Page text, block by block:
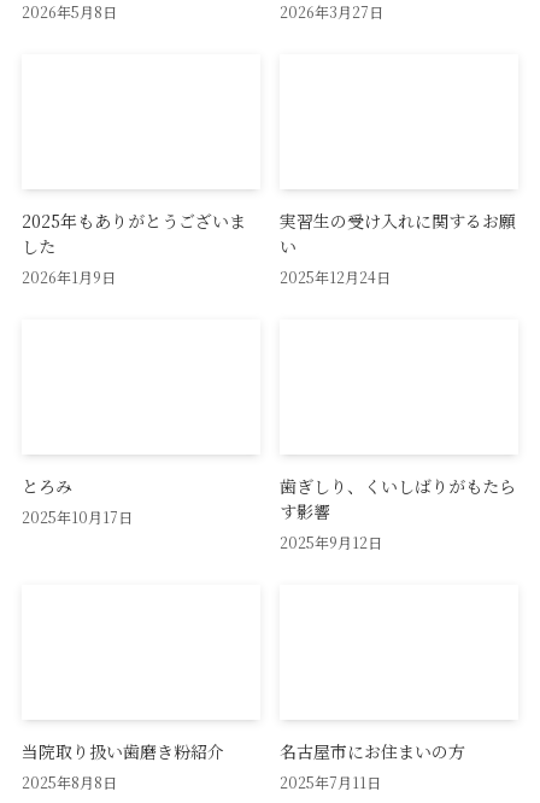
2026年5月8日 2026年3月27日
2025年もありがとうございま
した
2026年1月9日
実習生の受け入れに関するお願
い
2025年12月24日
とろみ
2025年10月17日
歯ぎしり、くいしばりがもたら
す影響
2025年9月12日
当院取り扱い歯磨き粉紹介
2025年8月8日
名古屋市にお住まいの方
2025年7月11日